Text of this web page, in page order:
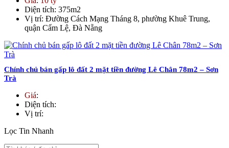
Diện tích: 375m2
Vị trí: Đường Cách Mạng Tháng 8, phường Khuê Trung,
quận Cẩm Lệ, Đà Nẵng
Chính chủ bán gấp lô đất 2 mặt tiền đường Lê Chân 78m2 – Sơn
Trà
Giá:
Diện tích:
Vị trí:
Lọc Tin Nhanh